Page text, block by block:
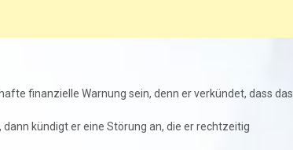
finanzielle Warnung sein, denn er verkündet, dass das
kündigt er eine Störung an, die er rechtzeitig